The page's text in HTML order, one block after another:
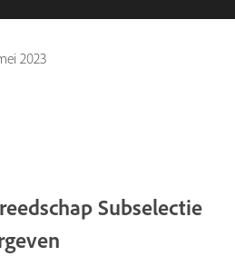
2023
Subselectie